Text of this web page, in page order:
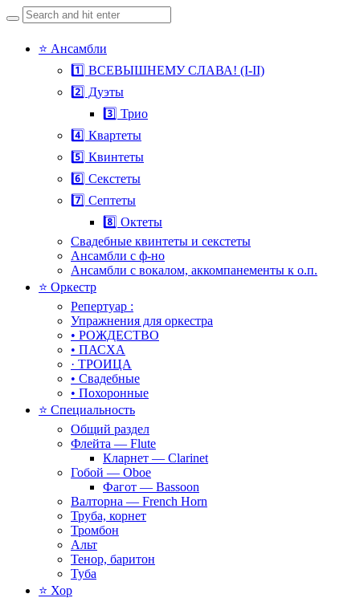
Search
for:
Skip
⭐ Ансамбли
1️⃣ ВСЕВЫШНЕМУ СЛАВА! (I-II)
2️⃣ Дуэты
3️⃣ Трио
4️⃣ Квартеты
5️⃣ Квинтеты
6️⃣ Секстеты
7️⃣ Септеты
8️⃣ Октеты
Свадебные квинтеты и секстеты
Ансамбли с ф-но
Ансамбли с вокалом, аккомпанементы к о.п.
⭐ Оркестр
Репертуар :
Упражнения для оркестра
• РОЖДЕСТВО
• ПАСХА
· ТРОИЦА
• Свадебные
• Похоронные
⭐ Специальность
Общий раздел
Флейта — Flute
Кларнет — Clarinet
Гобой — Oboe
Фагот — Bassoon
Валторна — French Horn
Труба, корнет
Тромбон
Альт
Тенор, баритон
Туба
⭐ Хор